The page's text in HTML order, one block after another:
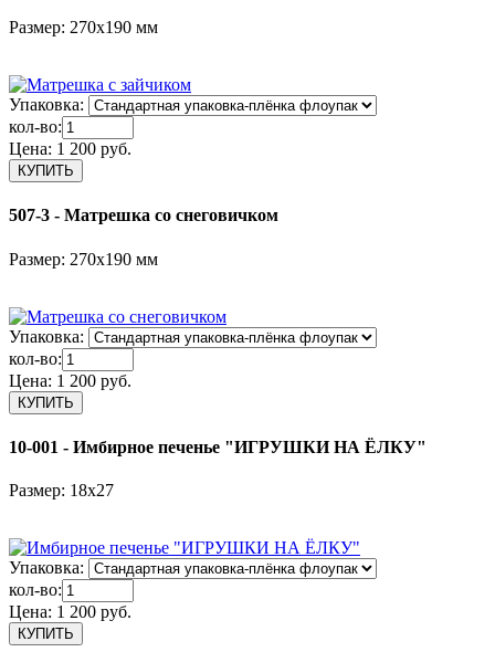
Размер: 270х190 мм
Упаковка:
кол-во:
Цена: 1 200 руб.
507-3 - Матрешка со снеговичком
Размер: 270х190 мм
Упаковка:
кол-во:
Цена: 1 200 руб.
10-001 - Имбирное печенье "ИГРУШКИ НА ЁЛКУ"
Размер: 18x27
Упаковка:
кол-во:
Цена: 1 200 руб.